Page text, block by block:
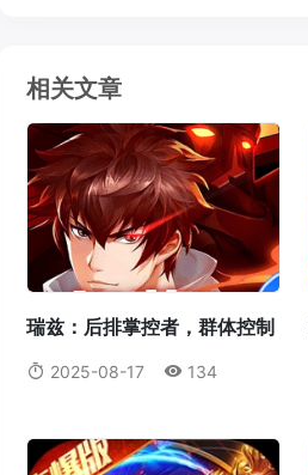
相关文章
瑞兹：后排掌控者，群体控制
的艺术大师
2025-08-17 134